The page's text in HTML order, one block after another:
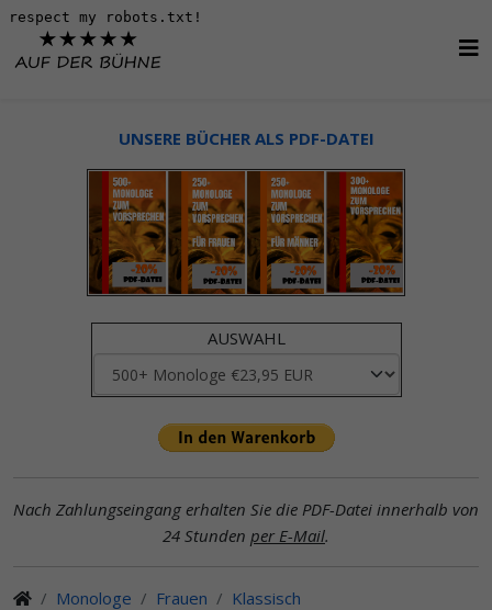
UNSERE BÜCHER ALS PDF-DATEI
AUSWAHL
Nach Zahlungseingang erhalten Sie die PDF-Datei innerhalb von
24 Stunden per E-Mail.
Monologe Frauen
Klassisch